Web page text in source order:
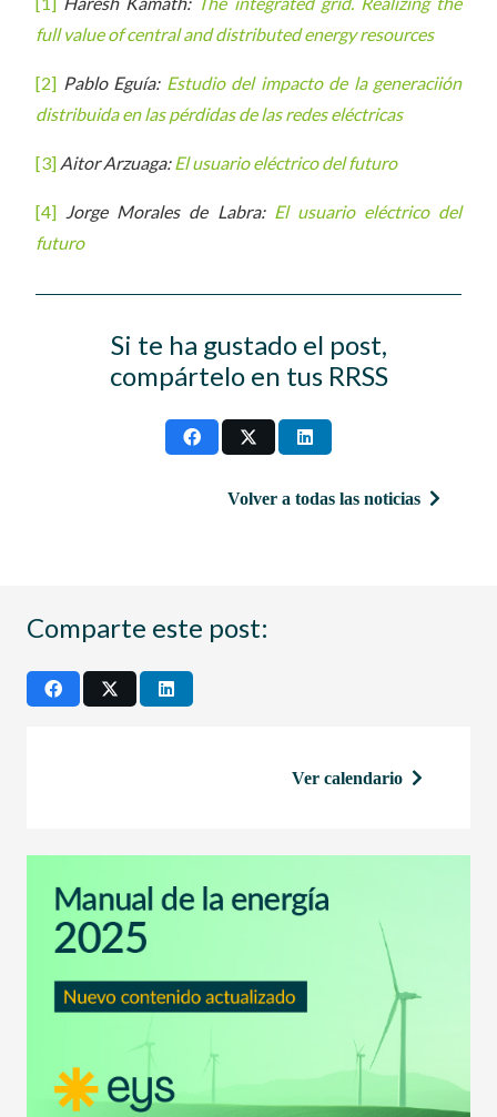
full value of central and distributed energy resources
[2] Pablo Eguía: Estudio del impacto de la generaciión
distribuida en las pérdidas de las redes eléctricas
[3] Aitor Arzuaga: El usuario eléctrico del futuro
[4] Jorge Morales de Labra: El usuario eléctrico del
futuro
Si te ha gustado el post,
compártelo en tus RRSS
Volver a todas las noticias
Comparte este post:
Ver calendario